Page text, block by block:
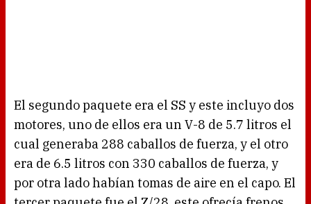
El segundo paquete era el SS y este incluyo dos
motores, uno de ellos era un V-8 de 5.7 litros el
cual generaba 288 caballos de fuerza, y el otro
era de 6.5 litros con 330 caballos de fuerza, y
por otra lado habían tomas de aire en el capo. El